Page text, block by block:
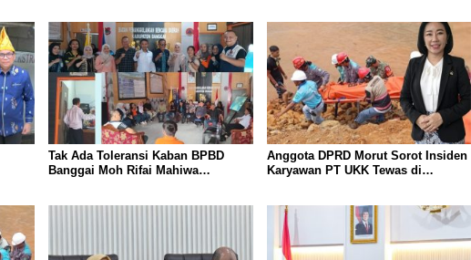
Tak Ada Toleransi Kaban BPBD
Banggai Moh Rifai Mahiwa
Anggota DPRD Morut Sorot Insiden
Karyawan PT UKK Tewas di